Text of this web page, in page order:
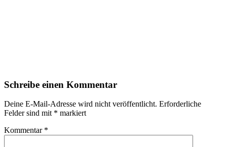
Schreibe einen Kommentar
Deine E-Mail-Adresse wird nicht veröffentlicht. Erforderliche
Felder sind mit * markiert
Kommentar *